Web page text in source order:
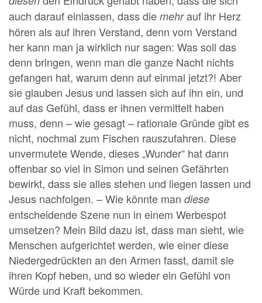
auch darauf einlassen, dass die mehrauf ihr Herz
hören als auf ihren Verstand, denn vom Verstand
her kann man ja wirklich nur sagen: Was soll das
denn bringen, wenn man die ganze Nacht nichts
gefangen hat, warum denn auf einmal jetzt?! Aber
sie glauben Jesus und lassen sich auf ihn ein, und
auf das Gefühl, dass er ihnen vermittelt haben
muss, denn – wie gesagt – rationale Gründe gibt es
nicht, nochmal zum Fischen rauszufahren. Diese
unvermutete Wende, dieses „Wunder“ hat dann
offenbar so viel in Simon und seinen Gefährten
bewirkt, dass sie alles stehen und liegen lassen und
Jesus nachfolgen. – Wie könnte man diese
entscheidende Szene nun in einem Werbespot
umsetzen? Mein Bild dazu ist, dass man sieht, wie
Menschen aufgerichtet werden, wie einer diese
Niedergedrückten an den Armen fasst, damit sie
ihren Kopf heben, und so wieder ein Gefühl von
Würde und Kraft bekommen.